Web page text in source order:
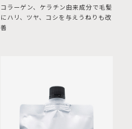
コラーゲン、ケラチン由来成分で毛髪
にハリ、ツヤ、コシを与えうねりも改
善